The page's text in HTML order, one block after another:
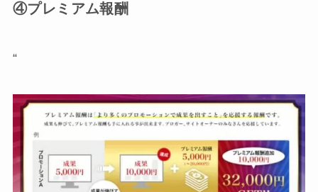
④プレミアム報酬
“